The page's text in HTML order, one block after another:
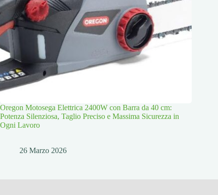
Oregon Motosega Elettrica 2400W con Barra da 40 cm:
Potenza Silenziosa, Taglio Preciso e Massima Sicurezza in
Ogni Lavoro
26 Marzo 2026